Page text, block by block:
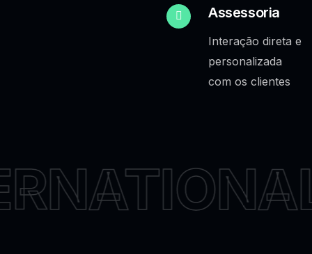
Assessoria
Interação direta e
personalizada
com os clientes